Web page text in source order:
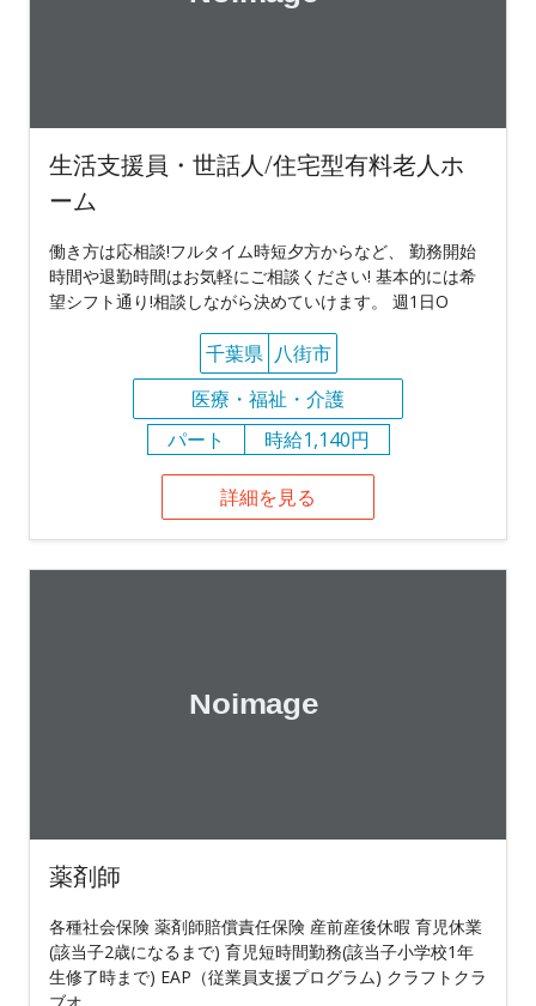
生活支援員・世話人/住宅型有料老人ホ
ーム
働き方は応相談!フルタイム時短夕方からなど、 勤務開始
時間や退勤時間はお気軽にご相談ください! 基本的には希
望シフト通り!相談しながら決めていけます。 週1日O
千葉県 八街市
医療・福祉・介護
パート
時給1,140円
詳細を見る
薬剤師
各種社会保険 薬剤師賠償責任保険 産前産後休暇 育児休業
(該当子2歳になるまで) 育児短時間勤務(該当子小学校1年
生修了時まで) EAP（従業員支援プログラム) クラフトクラ